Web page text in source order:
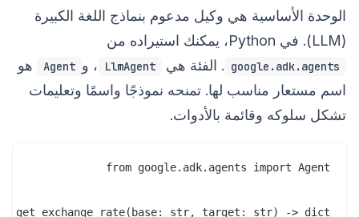
الوحدة الأساسية هي وكيل مدعوم بنماذج اللغة الكبيرة
(LLM). في Python، يمكنك استيراده من
google.adk.agents . الفئة هي LlmAgent ، و Agent
هو
اسم مستعار مناسب لها. تمنحه نموذجًا واسمًا وتعليمات
تشكل سلوكه وقائمة بالأدوات.